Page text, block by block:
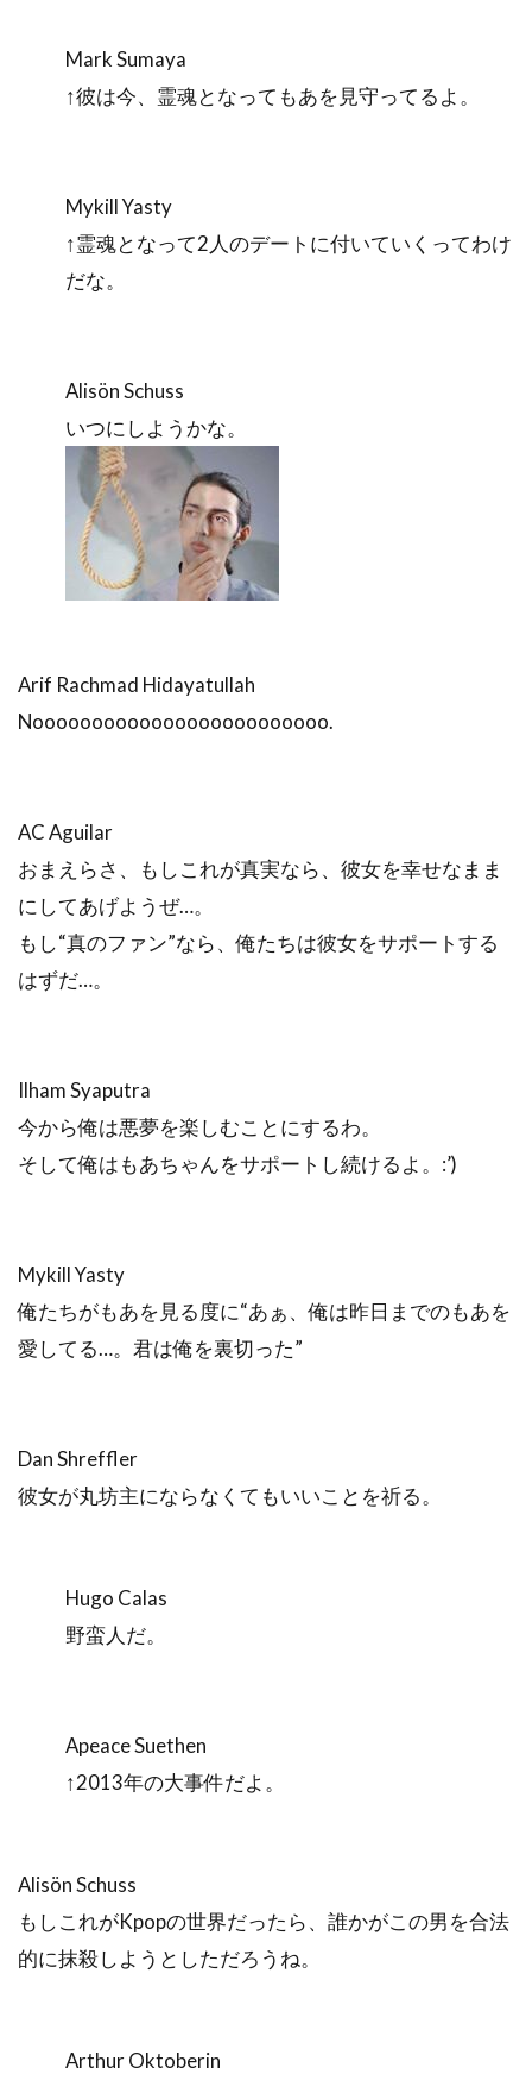
Mark Sumaya
↑彼は今、霊魂となってもあを見守ってるよ。
Mykill Yasty
↑霊魂となって2人のデートに付いていくってわけ
だな。
Alisön Schuss
いつにしようかな。
Arif Rachmad Hidayatullah
Nooooooooooooooooooooooooo.
AC Aguilar
おまえらさ、もしこれが真実なら、彼女を幸せなまま
にしてあげようぜ…。
もし“真のファン”なら、俺たちは彼女をサポートする
はずだ…。
Ilham Syaputra
今から俺は悪夢を楽しむことにするわ。
そして俺はもあちゃんをサポートし続けるよ。:’)
Mykill Yasty
俺たちがもあを見る度に“あぁ、俺は昨日までのもあを
愛してる…。君は俺を裏切った”
Dan Shreffler
彼女が丸坊主にならなくてもいいことを祈る。
Hugo Calas
野蛮人だ。
Apeace Suethen
↑2013年の大事件だよ。
Alisön Schuss
もしこれがKpopの世界だったら、誰かがこの男を合法
的に抹殺しようとしただろうね。
Arthur Oktoberin